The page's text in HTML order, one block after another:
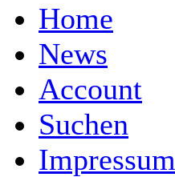
Home
News
Account
Suchen
Impressum